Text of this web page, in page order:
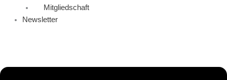
Mitgliedschaft
Newsletter